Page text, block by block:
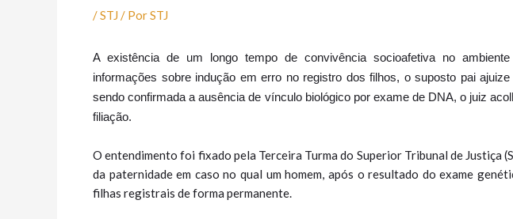
/STJ / PorSTJ
A existência de um longo tempo de convivência socioafetiva no
informações sobre indução em erro no registro dos filhos, o suposto pai
sendo confirmada a ausência de vínculo biológico por exame de DNA, o juiz
filiação.
O entendimento foi fixado pela Terceira Turma do Superior Tribunal de Justiça
da paternidade em caso no qual um homem, após o resultado do exame
filhas registrais de forma permanente.